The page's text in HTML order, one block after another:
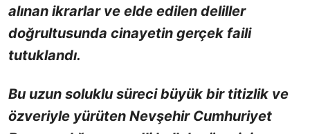
alınan ikrarlar ve elde edilen deliller
doğrultusunda cinayetin gerçek faili
tutuklandı.
Bu uzun soluklu süreci büyük bir titizlik ve
özveriyle yürüten Nevşehir Cumhuriyet